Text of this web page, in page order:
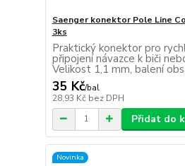
Saenger konektor Pole Line
3ks
Praktický konektor pro
připojení návazce k biči
Velikost 1,1 mm, balení
35 Kč/bal
28,93 Kč bez DPH
Přidat do
Novinka